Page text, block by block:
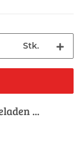
Stk.
...